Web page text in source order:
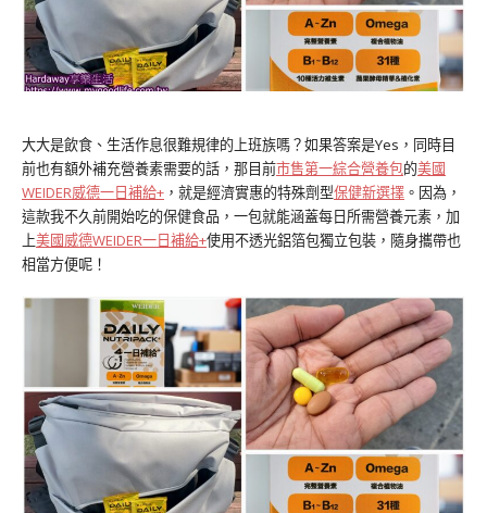
大大是飲食、生活作息很難規律的上班族嗎？如果答案是Yes，同時目
前也有額外補充營養素需要的話，那目前市售第一綜合營養包的美國
WEIDER威德一日補給+ ，就是經濟實惠的特殊劑型保健新選擇 。因為，
這款我不久前開始吃的保健食品，一包就能涵蓋每日所需營養元素，加
上美國威德WEIDER一日補給+使用不透光鋁箔包獨立包裝，隨身攜帶也
相當方便呢！